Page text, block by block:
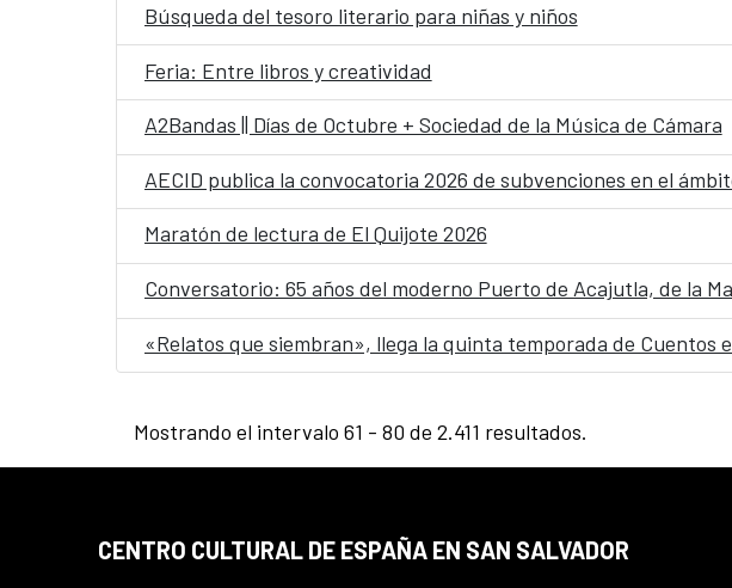
Búsqueda del tesoro literario para niñas y niños
Feria: Entre libros y creatividad
A2Bandas || Días de Octubre + Sociedad de la Música de Cámara
AECID publica la convocatoria 2026 de subvenciones en el
Maratón de lectura de El Quijote 2026
Conversatorio: 65 años del moderno Puerto de Acajutla, de la
«Relatos que siembran», llega la quinta temporada de Cuentos
Mostrando el intervalo 61 - 80 de 2.411 resultados.
CENTRO CULTURAL DE ESPAÑA EN SAN SALVADOR